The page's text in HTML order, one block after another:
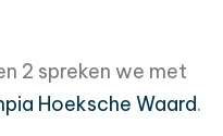
2 spreken we met
Hoeksche Waard.